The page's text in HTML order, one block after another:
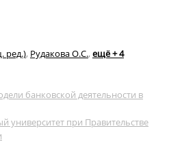
ред.), Рудакова О.С., ещё + 4
банковской деятельности в
университет при Правительстве